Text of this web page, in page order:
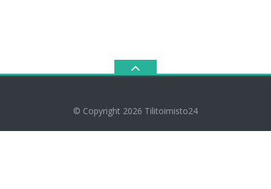
© Copyright 2026 Tilitoimisto24